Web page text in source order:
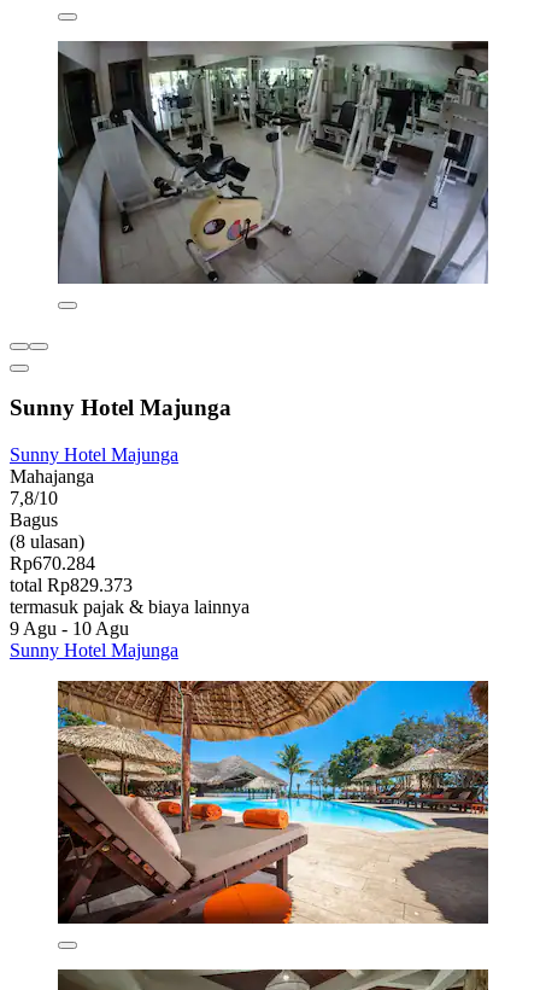
Sunny Hotel Majunga
Sunny Hotel Majunga
Mahajanga
7,8/10
Bagus
(8 ulasan)
Rp670.284
total Rp829.373
termasuk pajak & biaya lainnya
9 Agu - 10 Agu
Sunny Hotel Majunga